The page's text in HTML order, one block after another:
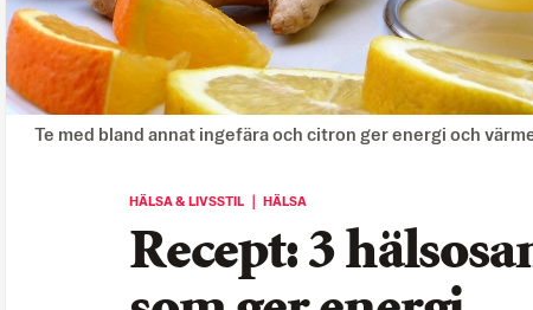
Te med bland annat ingefära och citron ger energi och
HÄLSA & LIVSSTIL ｜ HÄLSA
Recept: 3